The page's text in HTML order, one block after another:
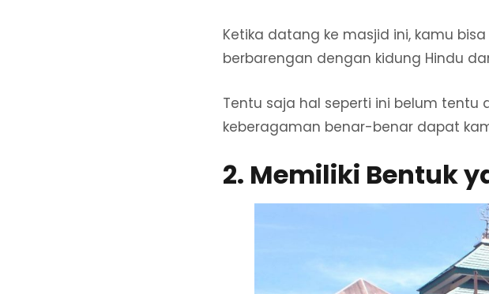
Ketika datang ke masjid ini, kamu
berbarengan dengan kidung Hindu
Tentu saja hal seperti ini belum
keberagaman benar-benar dapat
2. Memiliki Bentuk